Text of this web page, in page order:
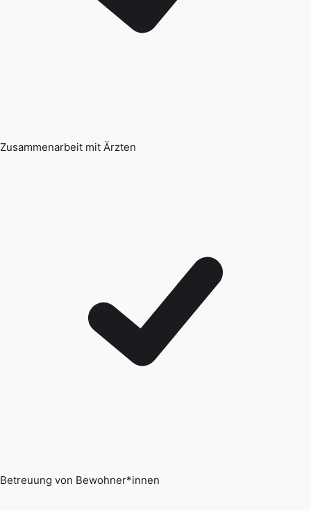
Zusammenarbeit mit Ärzten
Betreuung von Bewohner*innen